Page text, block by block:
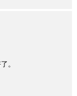
。